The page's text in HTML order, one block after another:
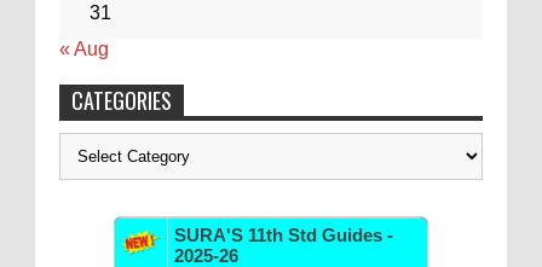
31
« Aug
CATEGORIES
Categories
SURA'S 11th Std Guides -
2025-26